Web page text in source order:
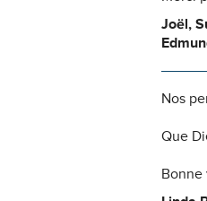
Joël,
Nos
Que
Bonne